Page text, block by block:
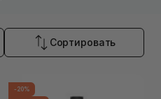
Сортировать
-20%